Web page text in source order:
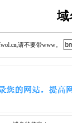
域
请不要带www。